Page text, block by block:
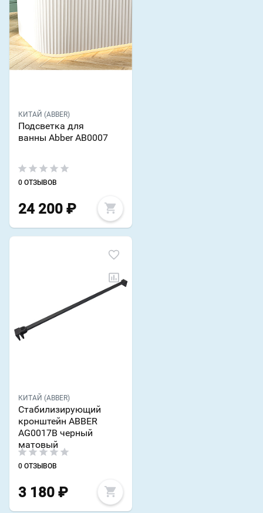
КИТАЙ (ABBER)
Подсветка для
ванны Abber AB0007
0 ОТЗЫВОВ
24 200 ₽
КИТАЙ (ABBER)
Стабилизирующий
кронштейн ABBER
AG0017B черный
матовый
0 ОТЗЫВОВ
3 180 ₽